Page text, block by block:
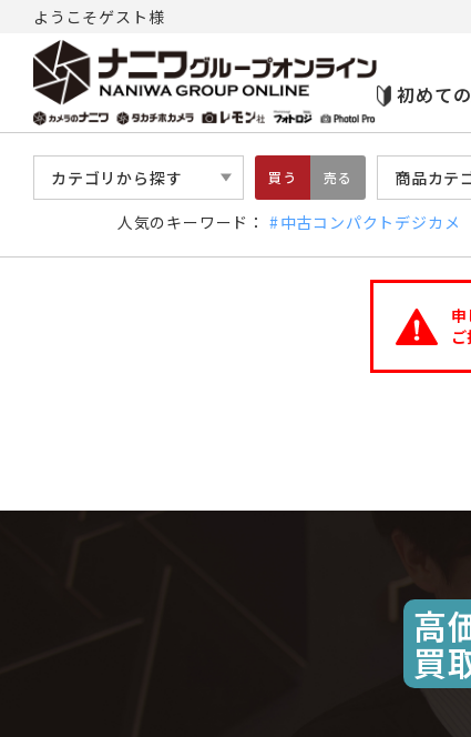
ようこそゲスト様
初めて
カテゴリから探す 買う 売る 商品カテ
人気のキーワード： 中古コンパクトデジカメ
高
買